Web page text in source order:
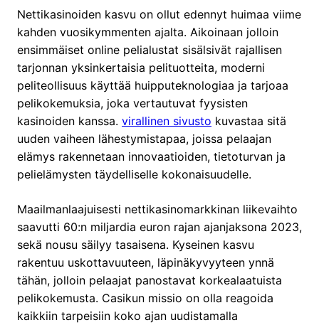
Nettikasinoiden kasvu on ollut edennyt huimaa viime
kahden vuosikymmenten ajalta. Aikoinaan jolloin
ensimmäiset online pelialustat sisälsivät rajallisen
tarjonnan yksinkertaisia pelituotteita, moderni
peliteollisuus käyttää huipputeknologiaa ja tarjoaa
pelikokemuksia, joka vertautuvat fyysisten
kasinoiden kanssa. virallinen sivusto kuvastaa sitä
uuden vaiheen lähestymistapaa, joissa pelaajan
elämys rakennetaan innovaatioiden, tietoturvan ja
pelielämysten täydelliselle kokonaisuudelle.
Maailmanlaajuisesti nettikasinomarkkinan liikevaihto
saavutti 60:n miljardia euron rajan ajanjaksona 2023,
sekä nousu säilyy tasaisena. Kyseinen kasvu
rakentuu uskottavuuteen, läpinäkyvyyteen ynnä
tähän, jolloin pelaajat panostavat korkealaatuista
pelikokemusta. Casikun missio on olla reagoida
kaikkiin tarpeisiin koko ajan uudistamalla